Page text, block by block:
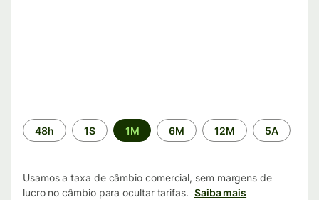
Período
de
48h 1S 1M 6M 12M 5A
Usamos a taxa de câmbio comercial, sem margens de
lucro no câmbio para ocultar tarifas. Saiba mais